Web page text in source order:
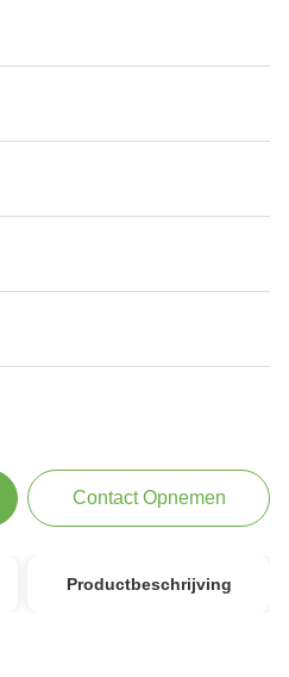
Contact Opnemen
Productbeschrijving